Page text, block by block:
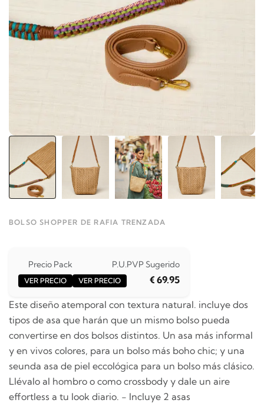
BOLSO SHOPPER DE RAFIA TRENZADA
Precio Pack
VER PRECIO
P.U.
VER PRECIO
PVP Sugerido
€ 69.95
Este diseño atemporal con textura natural. incluye dos
tipos de asa que harán que un mismo bolso pueda
convertirse en dos bolsos distintos. Un asa más informal
y en vivos colores, para un bolso más boho chic; y una
seunda asa de piel eccológica para un bolso más clásico.
Llévalo al hombro o como crossbody y dale un aire
effortless a tu look diario. - Incluye 2 asas